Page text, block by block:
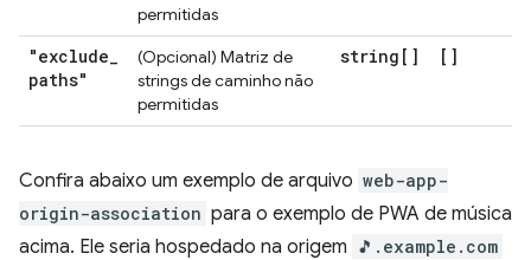
permitidas
"exclude_
paths"
(Opcional) Matriz de
strings de caminho não
permitidas
string[] []
Confira abaixo um exemplo de arquivo web-app-
origin-association para o exemplo de PWA de música
acima. Ele seria hospedado na origem 🎵.example.com